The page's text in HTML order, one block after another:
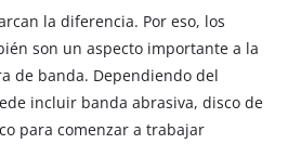
la diferencia. Por eso, los
son un aspecto importante a la
de banda. Dependiendo del
incluir banda abrasiva, disco de
para comenzar a trabajar